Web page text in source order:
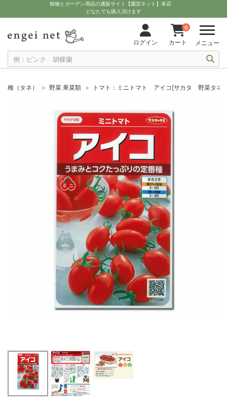
植物とガーデン用品の通販サイト【園芸ネット】本店
どなたでも購入頂けます
ログイン
0
カート メニュー
種（タネ） 野菜 果菜類 トマト：ミニトマト アイコ[サカタ 野菜タネ]